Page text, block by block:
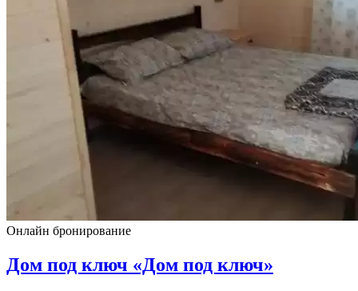
Онлайн бронирование
Дом под ключ «Дом под ключ»